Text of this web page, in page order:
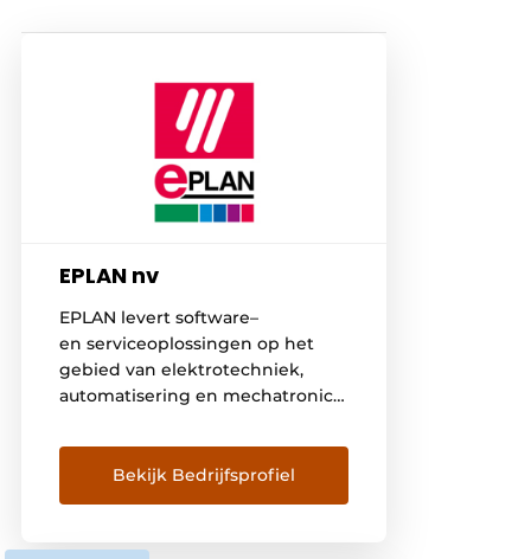
EPLAN nv
EPLAN levert software–
en serviceoplossingen op het
gebied van elektrotechniek,
automatisering en mechatronica.
toonaangevende
engineeringssoftware voor
machine- en bordenbouwers.
uitdagende
Bekijk Bedrijfsprofiel